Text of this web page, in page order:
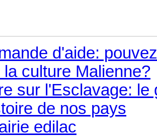
d'aide:
la culture Malienne?
sur l'Esclavage: le
de nos pays
edilac